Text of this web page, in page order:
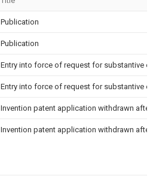
Publication
Publication
Entry into force of request for substantive
Entry into force of request for substantive
Invention patent application withdrawn after
Invention patent application withdrawn after